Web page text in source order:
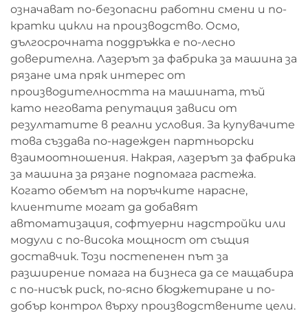
означават по-безопасни работни смени и по-
кратки цикли на производство. Осмо,
дългосрочната поддръжка е по-лесно
доверителна. Лазерът за фабрика за машина за
рязане има пряк интерес от
производителността на машината, тъй
като неговата репутация зависи от
резултатите в реални условия. За купувачите
това създава по-надежден партньорски
взаимоотношения. Накрая, лазерът за фабрика
за машина за рязане подпомага растежа.
Когато обемът на поръчките нарасне,
клиентите могат да добавят
автоматизация, софтуерни надстройки или
модули с по-висока мощност от същия
доставчик. Този постепенен път за
разширение помага на бизнеса да се мащабира
с по-нисък риск, по-ясно бюджетиране и по-
добър контрол върху производствените цели.